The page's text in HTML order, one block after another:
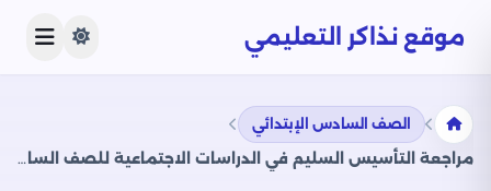
موقع نذاكر التعليمي
الصف السادس الإبتدائي
مراجعة التأسيس السليم في الدراسات الاجتماعية للصف السادس الابتدائي الترم الثاني 2025 PDF بالاجابات